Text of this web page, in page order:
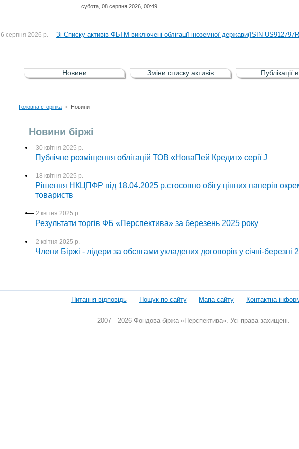
субота, 08 серпня 2026, 00:49
До Списку активів регульованого фондового ринку (РФР) включена
6 серпня 2026 р. Зі Списку активів ФБТМ виключені облігації іноземної держави(ISIN
5 серпня 2026 р. Зі списку активів РФР виключені Облігація внутрішніх державних позик
4 серпня 2026 р. До Списку активів регульованого фондового ринку (РФР) включена
Новини Зміни списку активів Публікації
Головна сторінка > Новини
Новини біржі
30 квітня 2025 р.
Публічне розміщення облігацій ТОВ «НоваПей Кредит» серії J
18 квітня 2025 р.
Рішення НКЦПФР від 18.04.2025 р.стосовно обігу цінних паперів
товариств
2 квітня 2025 р.
Результати торгів ФБ «Перспектива» за березень 2025 року
2 квітня 2025 р.
Члени Біржі - лідери за обсягами укладених договорів у січні-березні
Питання-відповідь Пошук по сайту Мапа сайту Контактна
2007—2026 Фондова біржа «Перспектива». Усі права захищені.